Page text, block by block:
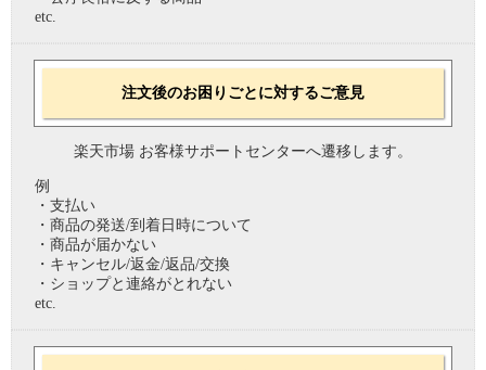
etc.
注文後のお困りごとに対するご意見
楽天市場 お客様サポートセンターへ遷移します。
例
・支払い
・商品の発送/到着日時について
・商品が届かない
・キャンセル/返金/返品/交換
・ショップと連絡がとれない
etc.